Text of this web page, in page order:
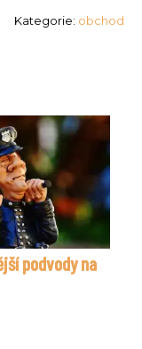
Kategorie: obchod
podvody na